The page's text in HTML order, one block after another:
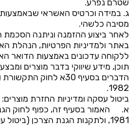
שטרם נפרע.
ג. במידה וכרטיס האשראי
מסיבה כלשהי.
לאחר ביצוע ההזמנה וניתנה
באתר ולמדיניות הפרטיות, הנהלת
ללקוחה עדכונים באמצעות הדואר
תוכן, מידע שיווקי בדבר מוצרים
הדברים בסעיף 30א
1982.
ביטול עסקה ומדיניות החזרת מוצרים:
א. האמור בסעיף זה, כפוף לחוק
1981, ולתקנות הגנת הצרכן (ביטול עסקה) התשע"א 2010